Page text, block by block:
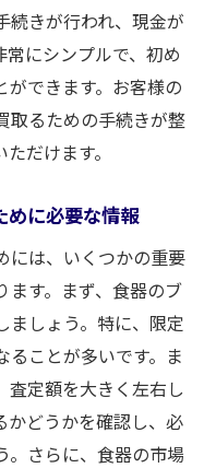
続きが行われ、現金が
にシンプルで、初め
ができます。お客様の
取るための手続きが整
だけます。
めに必要な情報
には、いくつかの重要
ます。まず、食器のブ
ましょう。特に、限定
ることが多いです。ま
査定額を大きく左右し
かどうかを確認し、必
。さらに、食器の市場